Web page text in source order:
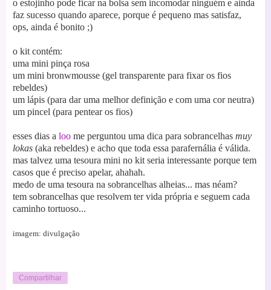
o estojinho pode ficar na bolsa sem incomodar ninguém e ainda
faz sucesso quando aparece, porque é pequeno mas satisfaz,
ops, ainda é bonito ;)
o kit contém:
uma mini pinça rosa
um mini bronwmousse (gel transparente para fixar os fios
rebeldes)
um lápis (para dar uma melhor definição e com uma cor neutra)
um pincel (para pentear os fios)
esses dias a loo me perguntou uma dica para sobrancelhas muy
lokas (aka rebeldes) e acho que toda essa parafernália é válida.
mas talvez uma tesoura mini no kit seria interessante porque tem
casos que é preciso apelar, ahahah.
medo de uma tesoura na sobrancelhas alheias... mas néam?
tem sobrancelhas que resolvem ter vida própria e seguem cada
caminho tortuoso...
imagem: divulgação
Compartilhar